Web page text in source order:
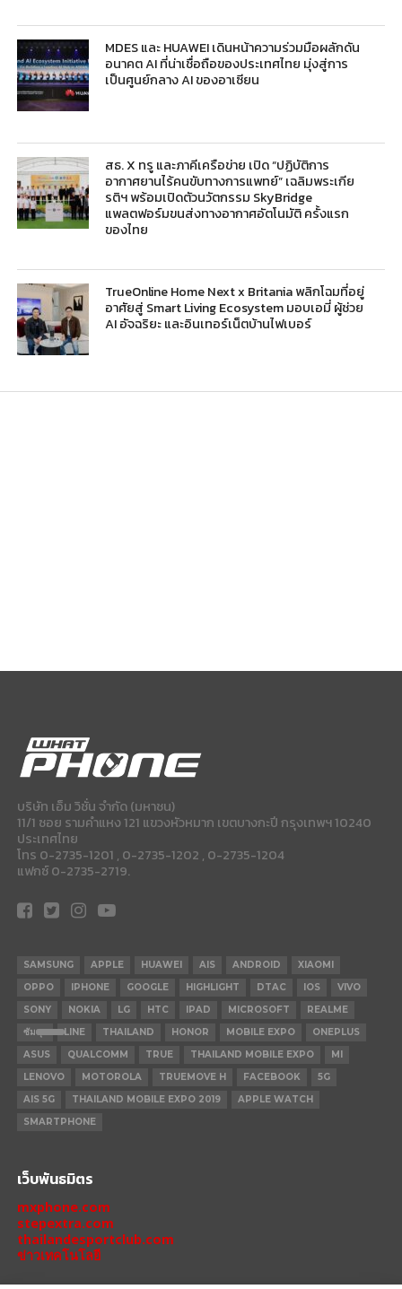
MDES และ HUAWEI เดินหน้าความร่วมมือผลักดัน
อนาคต AI ที่น่าเชื่อถือของประเทศไทย มุ่งสู่การ
เป็นศูนย์กลาง AI ของอาเซียน
สธ. X ทรู และภาคีเครือข่าย เปิด “ปฏิบัติการ
อากาศยานไร้คนขับทางการแพทย์” เฉลิมพระเกีย
รติฯ พร้อมเปิดตัวนวัตกรรม SkyBridge
แพลตฟอร์มขนส่งทางอากาศอัตโนมัติ ครั้งแรก
ของไทย
TrueOnline Home Next x Britania พลิกโฉมที่อยู่
อาศัยสู่ Smart Living Ecosystem มอบเอมี่ ผู้ช่วย
AI อัจฉริยะ และอินเทอร์เน็ตบ้านไฟเบอร์
บริษัท เอ็ม วิชั่น จำกัด (มหาชน)
11/1 ซอย รามคำแหง 121 แขวงหัวหมาก เขตบางกะปี กรุงเทพฯ 10240
ประเทศไทย
โทร 0-2735-1201 , 0-2735-1202 , 0-2735-1204
แฟกซ์ 0-2735-2719.
SAMSUNG APPLE HUAWEI AIS ANDROID
XIAOMI
OPPO
IPHONE GOOGLE HIGHLIGHT DTAC IOS
VIVO
SONY
NOKIA LG HTC IPAD MICROSOFT
REALME
ซัมซุง
LINE THAILAND HONOR MOBILE EXPO
ONEPLUS
ASUS
QUALCOMM TRUE THAILAND MOBILE EXPO
MI
LENOVO
MOTOROLA TRUEMOVE H FACEBOOK
5G
AIS 5G
THAILAND MOBILE EXPO 2019
APPLE WATCH
SMARTPHONE
เว็บพันธมิตร
mxphone.com
stepextra.com
thailandesportclub.com
ข่าวเทคโนโลยี